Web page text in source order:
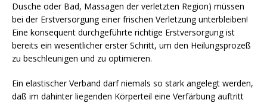
Dusche oder Bad, Massagen der verletzten Region) müssen
bei der Erstversorgung einer frischen Verletzung unterbleiben!
Eine konsequent durchgeführte richtige Erstversorgung ist
bereits ein wesentlicher erster Schritt, um den Heilungsprozeß
zu beschleunigen und zu optimieren.
Ein elastischer Verband darf niemals so stark angelegt werden,
daß im dahinter liegenden Körperteil eine Verfärbung auftritt